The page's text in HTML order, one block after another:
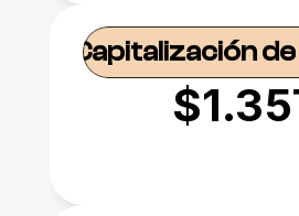
Capitalización